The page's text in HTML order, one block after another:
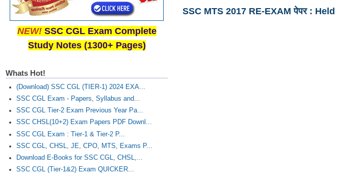
SSC MTS 2017 RE-EXAM पेपर :
NEW! SSC CGL Exam Complete
Study Notes (1300+ Pages)
Whats Hot!
(Download) SSC CGL (TIER-1) 2024 EXA...
SSC CGL Exam - Papers, Syllabus and...
SSC CGL Tier-2 Exam Previous Year Pa...
SSC CHSL(10+2) Exam Papers PDF Downl...
SSC CGL Exam : Tier-1 & Tier-2 P...
SSC CGL, CHSL, JE, CPO, MTS, Exams P...
Download E-Books for SSC CGL, CHSL,...
SSC CGL (Tier-1&2) Exam QUICKER...